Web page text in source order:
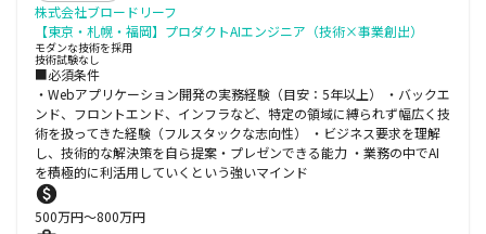
株式会社ブロードリーフ
【東京・札幌・福岡】プロダクトAIエンジニア（技術×事業創出）
モダンな技術を採用
技術試験なし
■必須条件
・Webアプリケーション開発の実務経験（目安：5年以上） ・バックエ
ンド、フロントエンド、インフラなど、特定の領域に縛られず幅広く技
術を扱ってきた経験（フルスタックな志向性） ・ビジネス要求を理解
し、技術的な解決策を自ら提案・プレゼンできる能力 ・業務の中でAI
を積極的に利活用していくという強いマインド
500万円〜800万円